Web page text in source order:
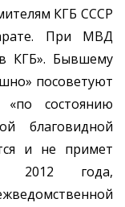
КГБ СССР
При МВД
КГБ». Бывшему
посоветуют
состоянию
благовидной
и не примет
2012 года,